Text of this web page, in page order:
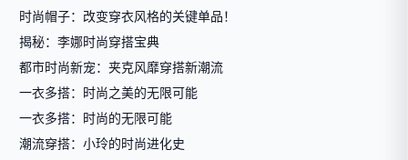
时尚帽子：改变穿衣风格的关键单品！
揭秘：李娜时尚穿搭宝典
都市时尚新宠：夹克风靡穿搭新潮流
一衣多搭：时尚之美的无限可能
一衣多搭：时尚的无限可能
潮流穿搭：小玲的时尚进化史